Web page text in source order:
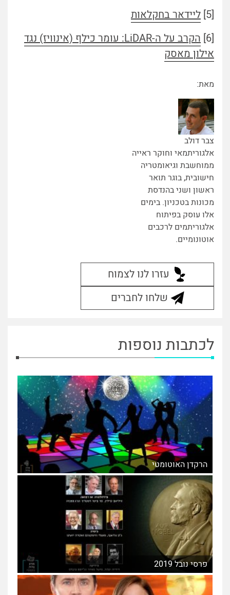
[5]
ליידאר בחקלאות
[6]
הקרב על ה-LiDAR: עומר כילף (אינוויז) נגד
אילון מאסק
מאת:
צבר דולב
אלגוריתמאי וחוקר ראייה
ממוחשבת וגיאומטריה
חישובית, בוגר תואר
ראשון ושני בהנדסת
מכונות בטכניון. בימים
אלו עוסק בפיתוח
אלגוריתמים לרכבים
אוטונומיים.
עזרו לנו לצמוח
שלחו לחברים
לכתבות נוספות
הרקדן האוטומטי
פרסי נובל 2019